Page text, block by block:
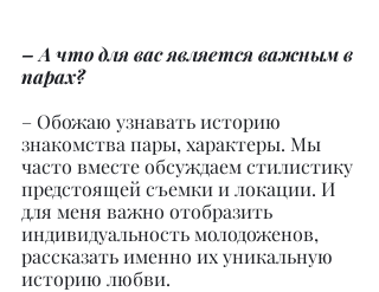
– А что для вас является важным в
парах?
– Обожаю узнавать историю
знакомства пары, характеры. Мы
часто вместе обсуждаем стилистику
предстоящей съемки и локации. И
для меня важно отобразить
индивидуальность молодоженов,
рассказать именно их уникальную
историю любви.